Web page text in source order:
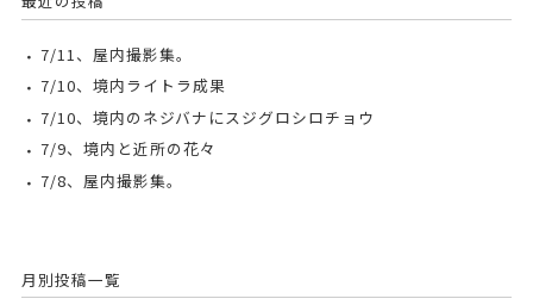
7/11、屋内撮影集。
7/10、境内ライトラ成果
7/10、境内のネジバナにスジグロシロチョウ
7/9、境内と近所の花々
7/8、屋内撮影集。
月別投稿一覧